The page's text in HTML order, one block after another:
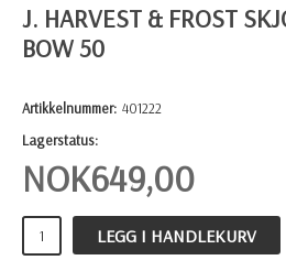
J. HARVEST & FROST
BOW 50
Artikkelnummer: 401222
Lagerstatus:
NOK649,00
LEGG I HANDLEKURV